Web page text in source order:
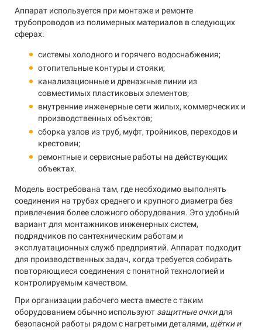
Аппарат используется при монтаже и ремонте
трубопроводов из полимерных материалов в следующих
сферах:
системы холодного и горячего водоснабжения;
отопительные контуры и стояки;
канализационные и дренажные линии из
совместимых пластиковых элементов;
внутренние инженерные сети жилых, коммерческих и
производственных объектов;
сборка узлов из труб, муфт, тройников, переходов и
крестовин;
ремонтные и сервисные работы на действующих
объектах.
Модель востребована там, где необходимо выполнять
соединения на трубах среднего и крупного диаметра без
привлечения более сложного оборудования. Это удобный
вариант для монтажников инженерных систем,
подрядчиков по сантехническим работам и
эксплуатационных служб предприятий. Аппарат подходит
для производственных задач, когда требуется собирать
повторяющиеся соединения с понятной технологией и
контролируемым качеством.
При организации рабочего места вместе с таким
оборудованием обычно используют защитные очкидля
безопасной работы рядом с нагретыми деталями, щётки и